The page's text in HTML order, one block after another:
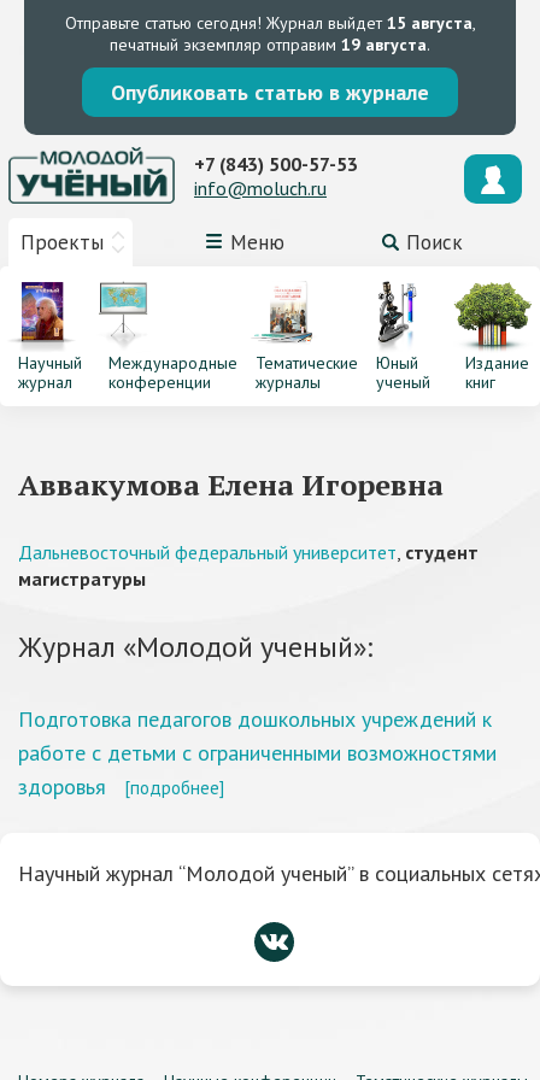
Отправьте статью сегодня! Журнал выйдет15 августа,
печатный экземпляр отправим 19 августа.
Опубликовать статью в журнале
Проекты Меню Поиск
+7 (843) 500-57-53
info@moluch.ru
Научный
журнал
Международные
конференции
Тематические
журналы
Юный
ученый
Издание
книг
Аввакумова Елена Игоревна
Дальневосточный федеральный университет, студент
магистратуры
Журнал «Молодой ученый»:
Подготовка педагогов дошкольных учреждений к
работе с детьми с ограниченными возможностями
здоровья
[подробнее]
Научный журнал “Молодой ученый” в социальных